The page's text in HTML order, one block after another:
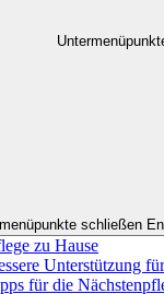
schließen
zu Hause
Unterstützung
für die